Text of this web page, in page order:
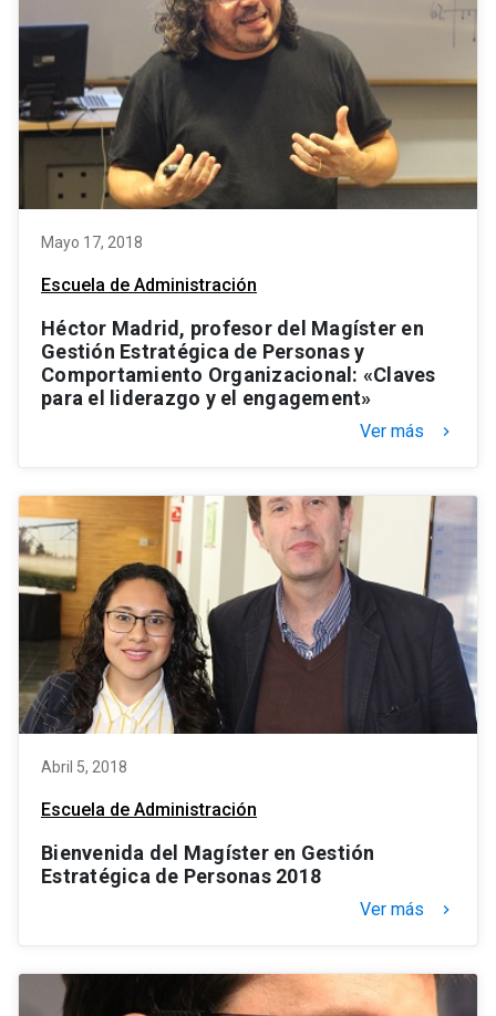
Mayo 17, 2018
Escuela de Administración
Héctor Madrid, profesor del Magíster en
Gestión Estratégica de Personas y
Comportamiento Organizacional: «Claves
para el liderazgo y el engagement»
Ver más keyboard_arrow_right
Abril 5, 2018
Escuela de Administración
Bienvenida del Magíster en Gestión
Estratégica de Personas 2018
Ver más keyboard_arrow_right